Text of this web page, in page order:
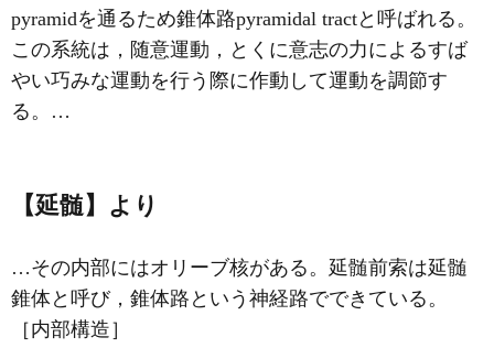
pyramidを通るため錐体路pyramidal tractと呼ばれる。
この系統は，随意運動，とくに意志の力によるすば
やい巧みな運動を行う際に作動して運動を調節す
る。…
【延髄】より
…その内部にはオリーブ核がある。延髄前索は延髄
錐体と呼び， 錐体路 という神経路でできている。
［内部構造］